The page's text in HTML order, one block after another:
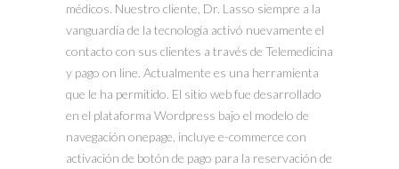
médicos. Nuestro cliente, Dr. Lasso siempre a la
vanguardia de la tecnología activó nuevamente el
contacto con sus clientes a través de Telemedicina
y pago on line. Actualmente es una herramienta
que le ha permitido. El sitio web fue desarrollado
en el plataforma Wordpress bajo el modelo de
navegación onepage, incluye e-commerce con
activación de botón de pago para la reservación de